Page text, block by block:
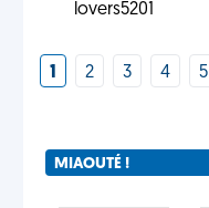
lovers5201
1 2 3 4 5
MIAOUTÉ !